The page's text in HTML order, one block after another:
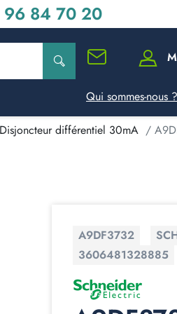
84 70 20
Qui sommes-nous ?
Disjoncteur différentiel 30mA
A9DF3732
3606481328885